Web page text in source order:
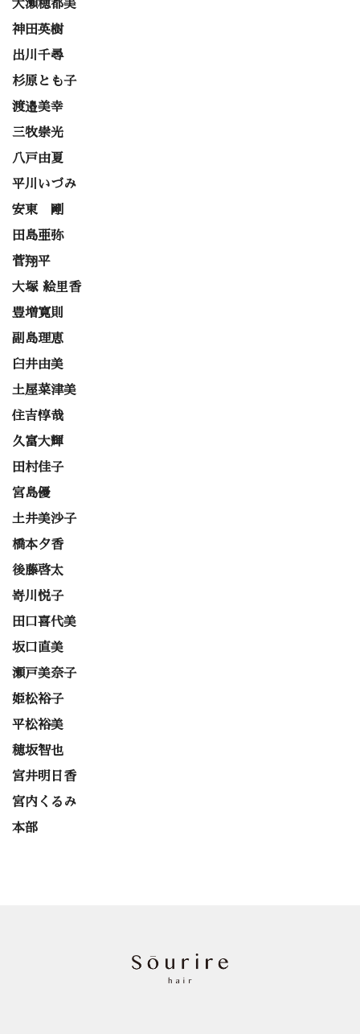
大瀬穂都美
神田英樹
出川千尋
杉原とも子
渡邉美幸
三牧崇光
八戸由夏
平川いづみ
安東 剛
田島亜弥
菅翔平
大塚 絵里香
豊増寛則
副島理恵
臼井由美
土屋菜津美
住吉惇哉
久富大輝
田村佳子
宮島優
土井美沙子
橋本夕香
後藤啓太
嵜川悦子
田口喜代美
坂口直美
瀬戸美奈子
姫松裕子
平松裕美
穂坂智也
宮井明日香
宮内くるみ
本部